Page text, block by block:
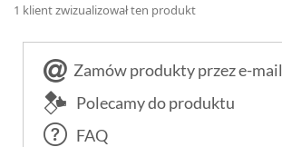
1 klient zwizualizował ten produkt
Zamów produkty przez e-mail
Polecamy do produktu
FAQ